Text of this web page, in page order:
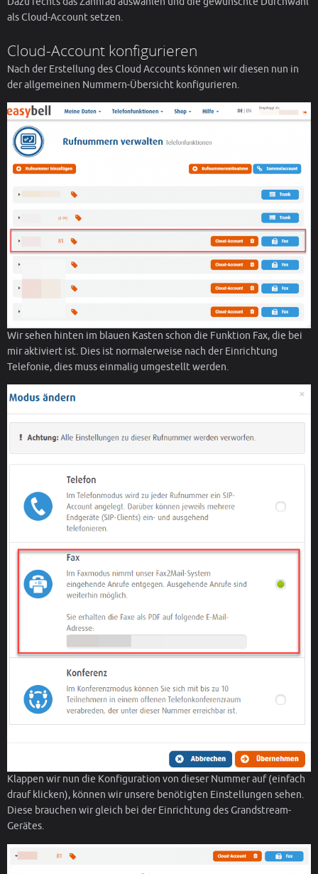
als Cloud-Account setzen.
Cloud-Account konfigurieren
Nach der Erstellung des Cloud Accounts können wir diesen nun in
der allgemeinen Nummern-Übersicht konfigurieren.
Wir sehen hinten im blauen Kasten schon die Funktion Fax, die bei
mir aktiviert ist. Dies ist normalerweise nach der Einrichtung
Telefonie, dies muss einmalig umgestellt werden.
Klappen wir nun die Konfiguration von dieser Nummer auf (einfach
drauf klicken), können wir unsere benötigten Einstellungen sehen.
Diese brauchen wir gleich bei der Einrichtung des Grandstream-
Gerätes.